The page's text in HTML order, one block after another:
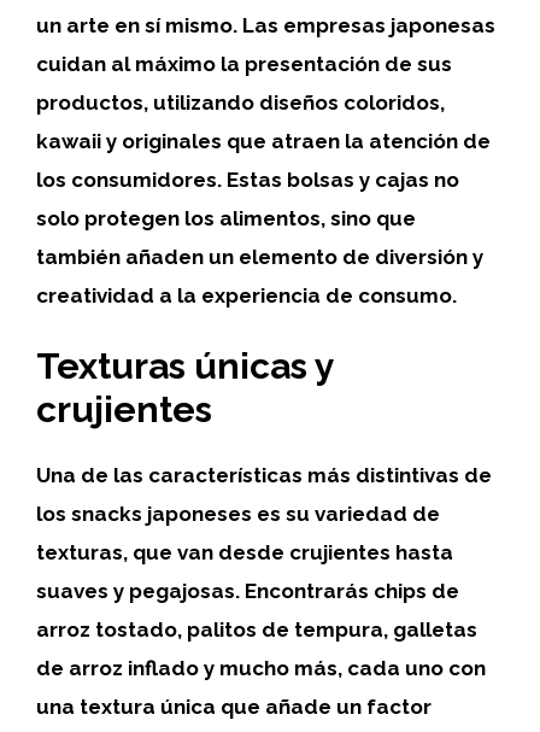
un arte en sí mismo. Las empresas japonesas
cuidan al máximo la presentación de sus
productos, utilizando diseños coloridos,
kawaii y originales que atraen la atención de
los consumidores. Estas bolsas y cajas no
solo protegen los alimentos, sino que
también añaden un elemento de diversión y
creatividad a la experiencia de consumo.
Texturas únicas y
crujientes
Una de las características más distintivas de
los snacks japoneses es su variedad de
texturas, que van desde crujientes hasta
suaves y pegajosas. Encontrarás chips de
arroz tostado, palitos de tempura, galletas
de arroz inflado y mucho más, cada uno con
una textura única que añade un factor